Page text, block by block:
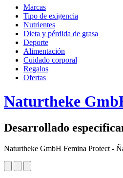
Marcas
Tipo de exigencia
Nutrientes
Dieta y pérdida de grasa
Deporte
Alimentación
Cuidado corporal
Regalos
Ofertas
Naturtheke
Desarrollado
Naturtheke GmbH Femina Protect -